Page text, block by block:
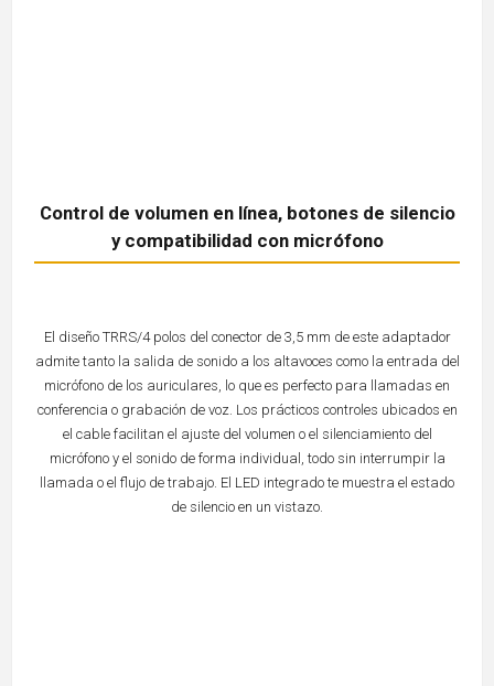
Control de volumen en línea, botones de silencio
y compatibilidad con micrófono
El diseño TRRS/4 polos del conector de 3,5 mm de este adaptador
admite tanto la salida de sonido a los altavoces como la entrada del
micrófono de los auriculares, lo que es perfecto para llamadas en
conferencia o grabación de voz. Los prácticos controles ubicados en
el cable facilitan el ajuste del volumen o el silenciamiento del
micrófono y el sonido de forma individual, todo sin interrumpir la
llamada o el flujo de trabajo. El LED integrado te muestra el estado
de silencio en un vistazo.